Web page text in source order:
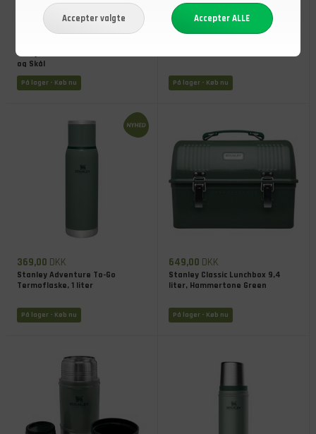
199,00DKK
Emaljesæt med Krus, Tallerken
og Skål
På lager - Køb nu
10,00DKK
På lager - Køb nu
369,00 DKK
Stanley Adventure To-Go
Termoflaske, 1 liter
På lager - Køb nu
649,00 DKK
Stanley Classic Lunchbox 9,4
liter, Hammertone Green
På lager - Køb nu